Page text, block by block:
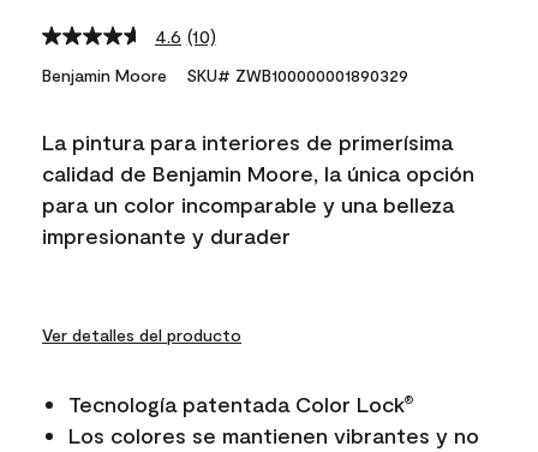
4.6 Read
10
Reviews.
link.
(10)
Benjamin Moore SKU# ZWB100000001890329
La pintura para interiores de primerísima
calidad de Benjamin Moore, la única opción
para un color incomparable y una belleza
impresionante y durader
Ver detalles del producto
Tecnología patentada Color Lock®
Los colores se mantienen vibrantes y no